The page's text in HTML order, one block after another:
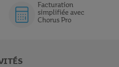
Facturation
simplifiée avec
Chorus Pro